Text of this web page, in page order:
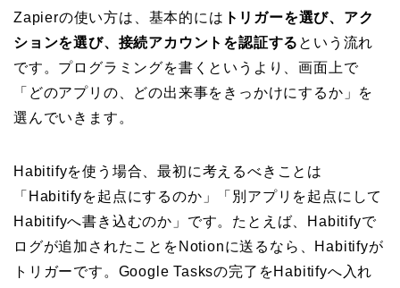
Zapierの使い方は、基本的には トリガーを選び、アク
ションを選び、接続アカウントを認証する という流れ
です。プログラミングを書くというより、画面上で
「どのアプリの、どの出来事をきっかけにするか」を
選んでいきます。
Habitifyを使う場合、最初に考えるべきことは
「Habitifyを起点にするのか」「別アプリを起点にして
Habitifyへ書き込むのか」です。たとえば、Habitifyで
ログが追加されたことをNotionに送るなら、Habitifyが
トリガーです。Google Tasksの完了をHabitifyへ入れ